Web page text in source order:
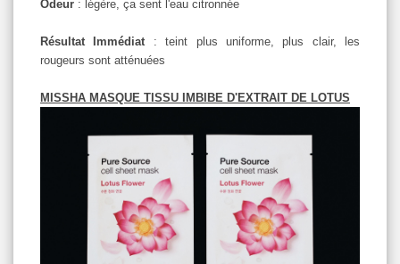
Odeur : légère, ça sent l'eau citronnée
Résultat Immédiat : teint plus uniforme, plus clair, les
rougeurs sont atténuées
MISSHA MASQUE TISSU IMBIBE D'EXTRAIT DE LOTUS